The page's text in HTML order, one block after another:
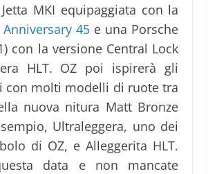
MKI equipaggiata con la
Anniversary 45 e una Porsche
con la versione Central Lock
HLT. OZ poi ispirerà gli
con molti modelli di ruote tra
nuova nitura Matt Bronze
Ultraleggera, uno dei
di OZ, e Alleggerita HLT.
data e non mancate